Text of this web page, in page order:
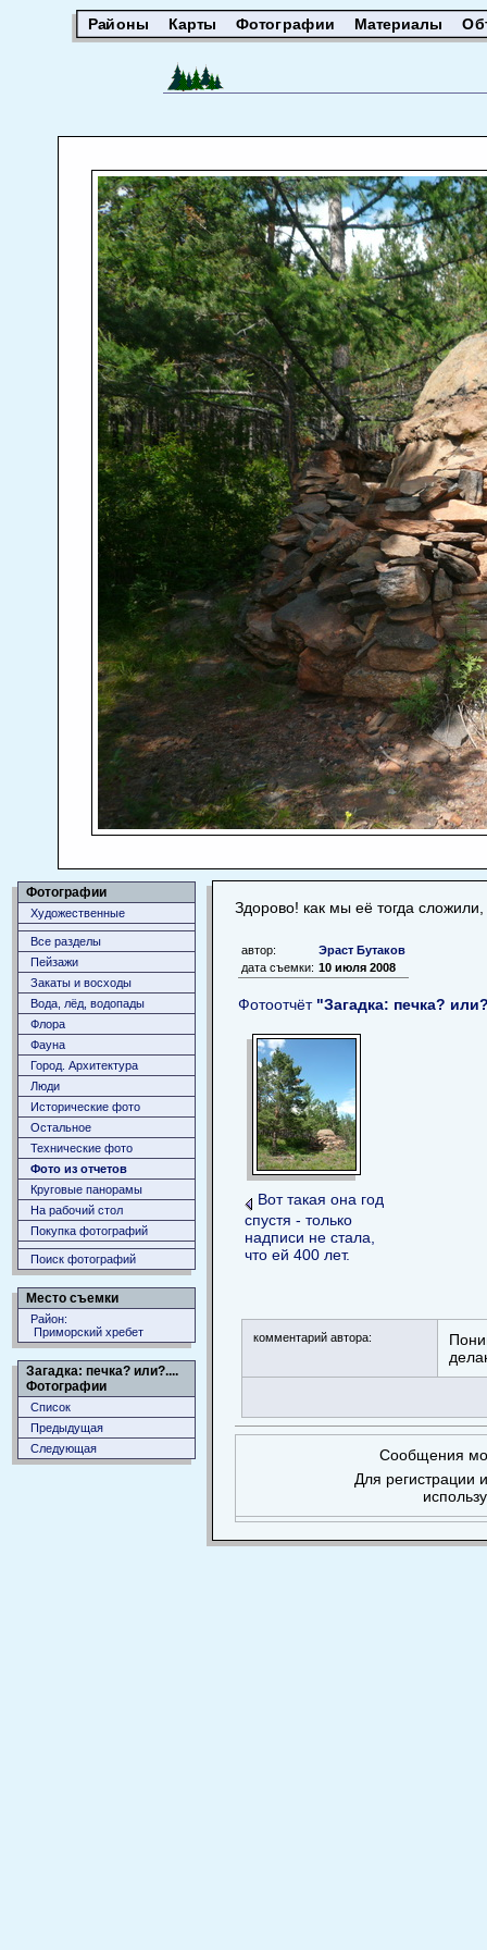
Районы Карты Фотографии Материалы
Фотографии
Художественные
Все разделы
Пейзажи
Закаты и восходы
Вода, лёд, водопады
Флора
Фауна
Город. Архитектура
Люди
Исторические фото
Остальное
Технические фото
Фото из отчетов
Круговые панорамы
На рабочий стол
Покупка фотографий
Поиск фотографий
Место съемки
Район:
Приморский хребет
Загадка: печка? или?....
Фотографии
Список
Предыдущая
Следующая
Здорово! как мы её тогда сложили,
автор:
Эраст Бутаков
дата съемки: 10 июля 2008
Фотоотчёт "Загадка: печка?
Вот такая она год
спустя - только
надписи не стала,
что ей 400 лет.
комментарий автора:
Сообщения
Для регистрации